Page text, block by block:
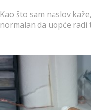
Kao što sam naslov
normalan da uopće radi